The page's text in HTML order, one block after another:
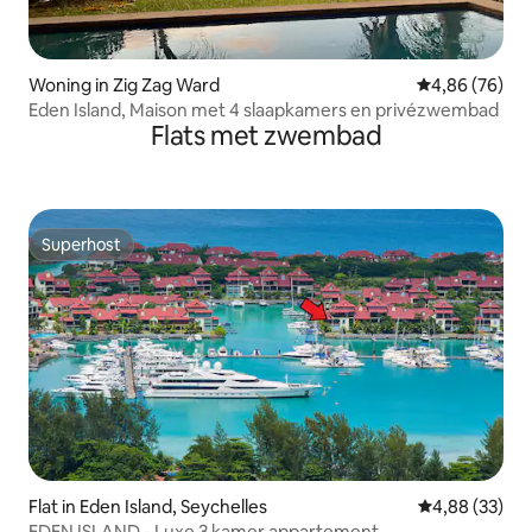
Woning in Zig Zag Ward Gemiddelde
4,86 (76)
Eden Island, Maison met 4 slaapkamers en privézwembad
Flats met zwembad
Superhost
Superhost
Flat in Eden Island, Seychelles Gemiddelde
4,88 (33)